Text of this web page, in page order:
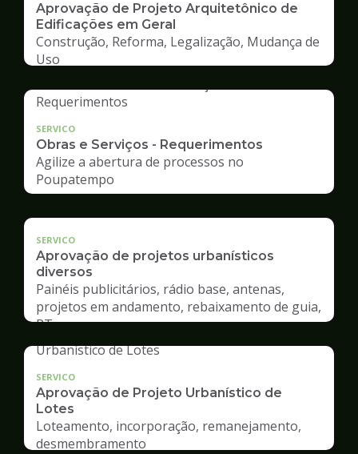
Aprovação de Projeto Arquitetônico de
Edificações em Geral
Construção, Reforma, Legalização, Mudança de
Uso
SERVICO
Obras e Serviços - Requerimentos
Agilize a abertura de processos no
Poupatempo
SERVICO
Aprovação de projetos urbanísticos
diversos
Painéis publicitários, rádio base, antenas,
projetos em andamento, rebaixamento de guia,
RT
SERVICO
Aprovação de Projeto Urbanístico de
Lotes
Loteamento, incorporação, remanejamento,
desmembramento